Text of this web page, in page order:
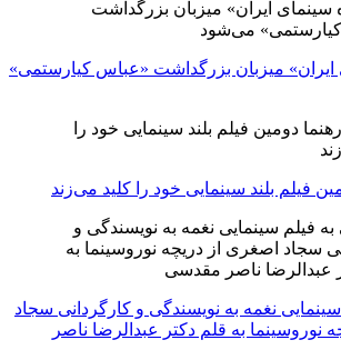
ایران» میزبان بزرگداشت «عباس کیارستمی»
فیلم بلند سینمایی خود را کلید می‌زند
نغمه به نویسندگی و کارگردانی سجاد
نوروسینما به قلم دکتر عبدالرضا ناصر